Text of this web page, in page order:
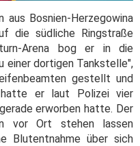
aus Bosnien-Herzegowina
die südliche Ringstraße
Arena bog er in die
einer dortigen Tankstelle",
gestellt und
er laut Polizei vier
erworben hatte. Der
vor Ort stehen lassen
Blutentnahme über sich